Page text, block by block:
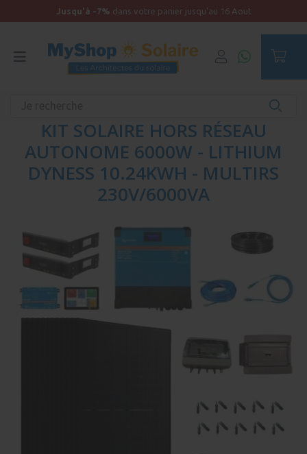
Jusqu'à -7% dans votre panier jusqu'au 16 Aout
KIT SOLAIRE HORS RÉSEAU
AUTONOME 6000W - LITHIUM
DYNESS 10.24KWH - MULTIRS
230V/6000VA